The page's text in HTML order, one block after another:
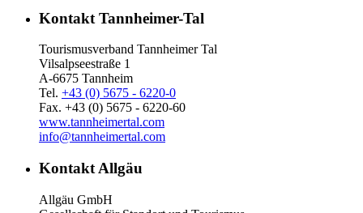
Kontakt Tannheimer-Tal
Tourismusverband Tannheimer Tal
Vilsalpseestraße 1
A-6675 Tannheim
Tel. +43 (0) 5675 - 6220-0
Fax. +43 (0) 5675 - 6220-60
www.tannheimertal.com
info@tannheimertal.com
Kontakt Allgäu
Allgäu GmbH